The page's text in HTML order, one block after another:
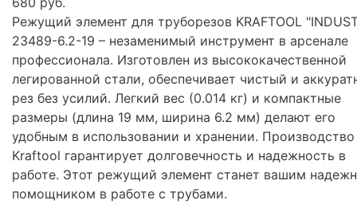
Режущий элемент для труборезов KRAFTOOL
23489-6.2-19 – незаменимый инструмент в арсенале
профессионала. Изготовлен из высококачественной
легированной стали, обеспечивает чистый и
рез без усилий. Легкий вес (0.014 кг) и компактные
размеры (длина 19 мм, ширина 6.2 мм) делают его
удобным в использовании и хранении. Производство
Kraftool гарантирует долговечность и надежность в
работе. Этот режущий элемент станет вашим
помощником в работе с трубами.